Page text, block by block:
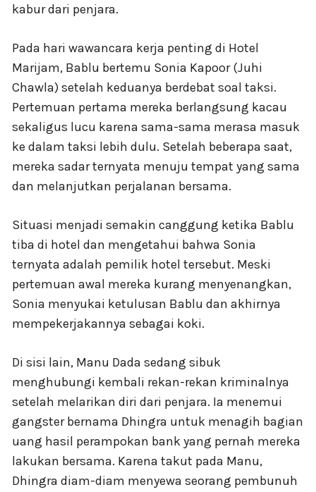
kabur dari penjara.
Pada hari wawancara kerja penting di Hotel
Marijam, Bablu bertemu Sonia Kapoor (Juhi
Chawla) setelah keduanya berdebat soal taksi.
Pertemuan pertama mereka berlangsung kacau
sekaligus lucu karena sama-sama merasa masuk
ke dalam taksi lebih dulu. Setelah beberapa saat,
mereka sadar ternyata menuju tempat yang sama
dan melanjutkan perjalanan bersama.
Situasi menjadi semakin canggung ketika Bablu
tiba di hotel dan mengetahui bahwa Sonia
ternyata adalah pemilik hotel tersebut. Meski
pertemuan awal mereka kurang menyenangkan,
Sonia menyukai ketulusan Bablu dan akhirnya
mempekerjakannya sebagai koki.
Di sisi lain, Manu Dada sedang sibuk
menghubungi kembali rekan-rekan kriminalnya
setelah melarikan diri dari penjara. Ia menemui
gangster bernama Dhingra untuk menagih bagian
uang hasil perampokan bank yang pernah mereka
lakukan bersama. Karena takut pada Manu,
Dhingra diam-diam menyewa seorang pembunuh